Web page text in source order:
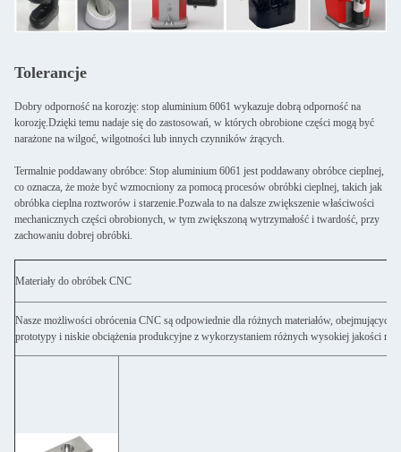
Tolerancje
Dobry odporność na korozję: stop aluminium 6061 wykazuje dobrą odporność na
korozję.Dzięki temu nadaje się do zastosowań, w których obrobione części mogą być
narażone na wilgoć, wilgotności lub innych czynników żrących.
Termalnie poddawany obróbce: Stop aluminium 6061 jest poddawany obróbce cieplnej,
co oznacza, że może być wzmocniony za pomocą procesów obróbki cieplnej, takich jak
obróbka cieplna roztworów i starzenie.Pozwala to na dalsze zwiększenie właściwości
mechanicznych części obrobionych, w tym zwiększoną wytrzymałość i twardość, przy
zachowaniu dobrej obróbki.
Materiały do obróbek CNC
Nasze możliwości obrócenia CNC są odpowiednie dla różnych materiałów,
prototypy i niskie obciążenia produkcyjne z wykorzystaniem różnych wysokiej jakości